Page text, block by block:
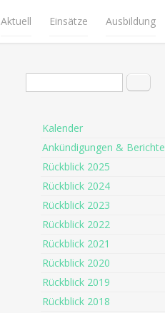
Aktuell Einsätze Ausbildung
Suchformular Suche
Kalender
Ankündigungen & Berichte
Rückblick 2025
Rückblick 2024
Rückblick 2023
Rückblick 2022
Rückblick 2021
Rückblick 2020
Rückblick 2019
Rückblick 2018